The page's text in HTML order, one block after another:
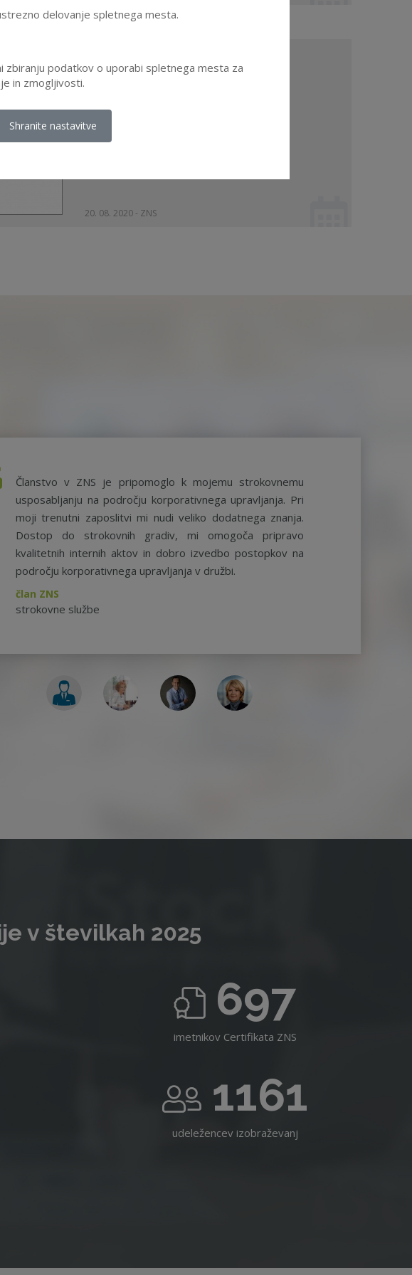
profesionalne etike ZNS in
Poglej dokument
20. 08. 2020 - ZNS
Članstvo v ZNS je pripomoglo k mojemu strokovnemu
usposabljanju na področju korporativnega upravljanja. Pri
moji trenutni zaposlitvi mi nudi veliko dodatnega znanja.
Dostop do strokovnih gradiv, mi omogoča pripravo
kvalitetnih internih aktov in dobro izvedbo postopkov na
področju korporativnega upravljanja v družbi.
član ZNS
strokovne službe
v številkah 2025
697
imetnikov Certifikata ZNS
1161
udeležencev izobraževanj
delovanje spletnega mesta.
zbiranju podatkov o uporabi spletnega mesta za
in zmogljivosti.
Shranite nastavitve